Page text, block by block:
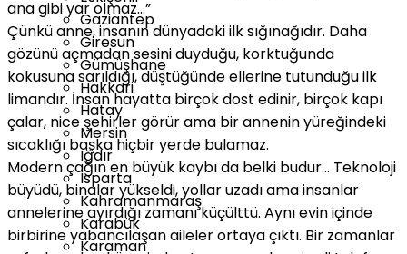
Gaziantep
Giresun
Gümüşhane
Hakkari
Hatay
Mersin
Iğdır
Isparta
Kahramanmaraş
Karabük
Karaman
ana gibi yar olmaz…”
Çünkü anne, insanın dünyadaki ilk sığınağıdır. Daha
gözünü açmadan sesini duyduğu, korktuğunda
kokusuna sarıldığı, düştüğünde ellerine tutunduğu ilk
limandır. İnsan hayatta birçok dost edinir, birçok kapı
çalar, nice şehirler görür ama bir annenin yüreğindeki
sıcaklığı başka hiçbir yerde bulamaz.
Modern çağın en büyük kaybı da belki budur… Teknoloji
büyüdü, binalar yükseldi, yollar uzadı ama insanlar
annelerine ayırdığı zamanı küçülttü. Aynı evin içinde
birbirine yabancılaşan aileler ortaya çıktı. Bir zamanlar